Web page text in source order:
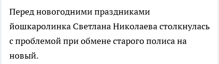
Перед новогодними праздниками
йошкаролинка Светлана Николаева столкнулась
с проблемой при обмене старого полиса на
новый.